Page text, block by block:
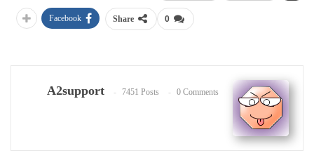
0
Share
Facebook
A2support 7451 Posts 0 Comments